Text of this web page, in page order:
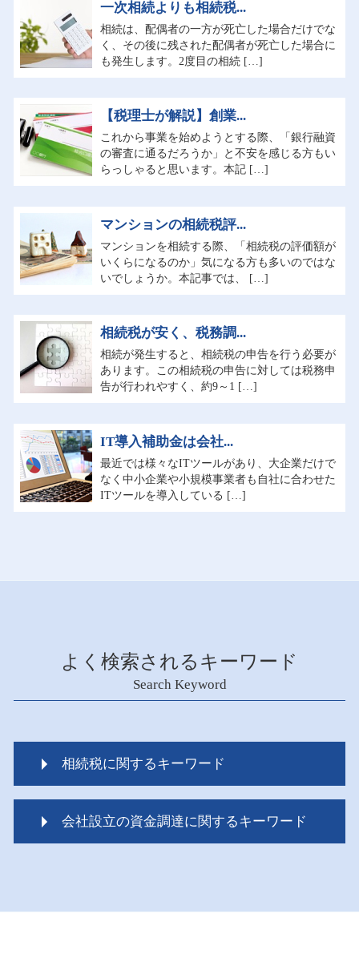
一次相続よりも相続税...
相続は、配偶者の一方が死亡した場合だけでな
く、その後に残された配偶者が死亡した場合に
も発生します。2度目の相続 […]
【税理士が解説】創業...
これから事業を始めようとする際、「銀行融資
の審査に通るだろうか」と不安を感じる方もい
らっしゃると思います。本記 […]
マンションの相続税評...
マンションを相続する際、「相続税の評価額が
いくらになるのか」気になる方も多いのではな
いでしょうか。本記事では、 […]
相続税が安く、税務調...
相続が発生すると、相続税の申告を行う必要が
あります。この相続税の申告に対しては税務申
告が行われやすく、約9～1 […]
IT導入補助金は会社...
最近では様々なITツールがあり、大企業だけで
なく中小企業や小規模事業者も自社に合わせた
ITツールを導入している […]
よく検索されるキーワード
Search Keyword
相続税に関するキーワード
相続税 申告漏れ ペナルティ
相続税 いくらから 配偶者
会社設立の資金調達に関するキーワード